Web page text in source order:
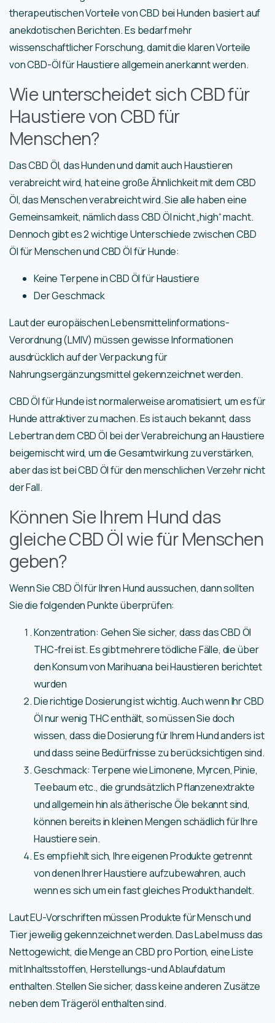
therapeutischen Vorteile von CBD bei Hunden basiert auf
anekdotischen Berichten. Es bedarf mehr
wissenschaftlicher Forschung, damit die klaren Vorteile
von CBD-Öl für Haustiere allgemein anerkannt werden.
Wie unterscheidet sich CBD für
Haustiere von CBD für
Menschen?
Das CBD Öl, das Hunden und damit auch Haustieren
verabreicht wird, hat eine große Ähnlichkeit mit dem CBD
Öl, das Menschen verabreicht wird. Sie alle haben eine
Gemeinsamkeit, nämlich dass CBD Öl nicht „high“ macht.
Dennoch gibt es 2 wichtige Unterschiede zwischen CBD
Öl für Menschen und CBD Öl für Hunde:
Keine Terpene in CBD Öl für Haustiere
Der Geschmack
Laut der europäischen Lebensmittelinformations-
Verordnung (LMIV) müssen gewisse Informationen
ausdrücklich auf der Verpackung für
Nahrungsergänzungsmittel gekennzeichnet werden.
CBD Öl für Hunde ist normalerweise aromatisiert, um es für
Hunde attraktiver zu machen. Es ist auch bekannt, dass
Lebertran dem CBD Öl bei der Verabreichung an Haustiere
beigemischt wird, um die Gesamtwirkung zu verstärken,
aber das ist bei CBD Öl für den menschlichen Verzehr nicht
der Fall.
Können Sie Ihrem Hund das
gleiche CBD Öl wie für Menschen
geben?
Wenn Sie CBD Öl für Ihren Hund aussuchen, dann sollten
Sie die folgenden Punkte überprüfen:
Konzentration: Gehen Sie sicher, dass das CBD Öl
THC-frei ist. Es gibt mehrere tödliche Fälle, die über
den Konsum von Marihuana bei Haustieren berichtet
wurden
Die richtige Dosierung ist wichtig. Auch wenn Ihr CBD
Öl nur wenig THC enthält, so müssen Sie doch
wissen, dass die Dosierung für Ihrem Hund anders ist
und dass seine Bedürfnisse zu berücksichtigen sind.
Geschmack: Terpene wie Limonene, Myrcen, Pinie,
Teebaum etc., die grundsätzlich Pflanzenextrakte
und allgemein hin als ätherische Öle bekannt sind,
können bereits in kleinen Mengen schädlich für Ihre
Haustiere sein.
Es empfiehlt sich, Ihre eigenen Produkte getrennt
von denen Ihrer Haustiere aufzubewahren, auch
wenn es sich um ein fast gleiches Produkt handelt.
Laut EU-Vorschriften müssen Produkte für Mensch und
Tier jeweilig gekennzeichnet werden. Das Label muss das
Nettogewicht, die Menge an CBD pro Portion, eine Liste
mit Inhaltsstoffen, Herstellungs-und Ablaufdatum
enthalten. Stellen Sie sicher, dass keine anderen Zusätze
neben dem Trägeröl enthalten sind.